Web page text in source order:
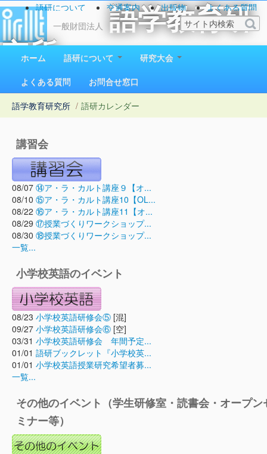
一般財団法人
語学教育研
究所
1923（大正12）年創立
語研について 交通案内 出版物
よくある質問
お問い合わせ
ホーム 語研について
研究大会
よくある質問
お問合せ窓口
語学教育研究所 / 語研カレンダー
講習会
08/07 ⑭ア・ラ・カルト講座９【オ...
08/10 ⑮ア・ラ・カルト講座10【OL...
08/22 ⑯ア・ラ・カルト講座11【オ...
08/29 ⑰授業づくりワークショップ...
08/30 ⑱授業づくりワークショップ...
一覧...
小学校英語のイベント
08/23 小学校英語研修会⑤ [混]
09/27 小学校英語研修会⑥ [空]
03/31 小学校英語研修会 年間予定...
01/01 語研ブックレット『小学校英...
01/01 小学校英語授業研究希望者募...
一覧...
その他のイベント（学生研修室・読書会・オープン
ミナー等）